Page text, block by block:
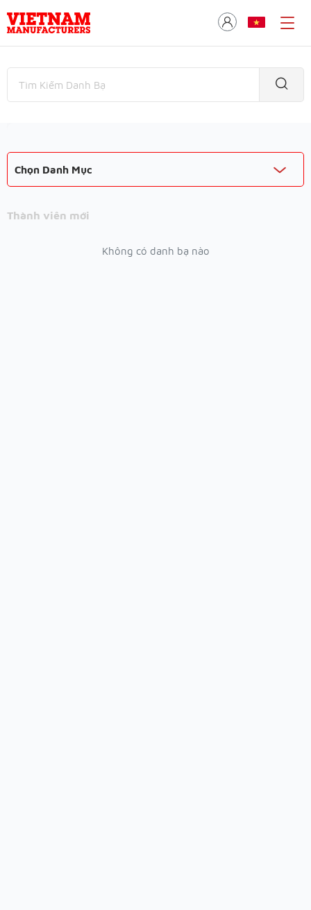
Chọn Danh Mục
Thành viên mới
Không có danh bạ nào